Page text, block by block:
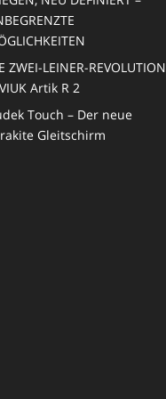
ZWEI-LEINER-REVOLUTION
Artik R 2
Touch – Der neue
Gleitschirm